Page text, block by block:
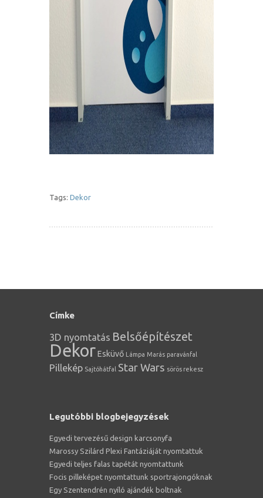
Tags: Dekor
Címke
3D nyomtatás Belsőépítészet
DekorEsküvő Lámpa Marás paravánfal
Pillekép Sajtóhátfal Star Wars sörös rekesz
Legutóbbi blogbejegyzések
Egyedi tervezésű design karcsonyfa
Marossy Szilárd Plexi Fantáziáját nyomtattuk
Egyedi teljes falas tapétát nyomtattunk
Focis pilleképet nyomtattunk sportrajongóknak
Egy Szentendrén nyíló ajándék boltnak